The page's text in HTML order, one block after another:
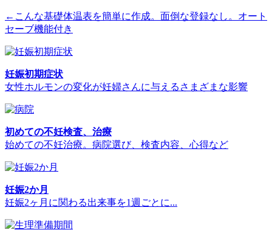
←こんな基礎体温表を簡単に作成。面倒な登録なし。オート
セーブ機能付き
妊娠初期症状
女性ホルモンの変化が妊婦さんに与えるさまざまな影響
初めての不妊検査、治療
始めての不妊治療。病院選び、検査内容、心得など
妊娠2か月
妊娠2ヶ月に関わる出来事を1週ごとに...